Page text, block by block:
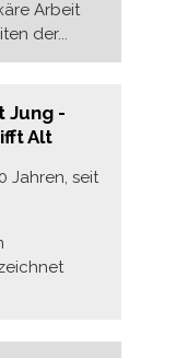
Arbeit
der...
Jung -
Alt
Jahren, seit